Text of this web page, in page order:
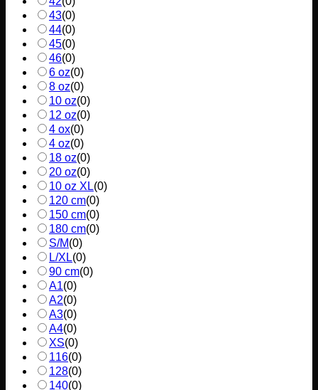
43(0)
44(0)
45(0)
46(0)
6 oz(0)
8 oz(0)
10 oz(0)
12 oz(0)
4 ox(0)
4 oz(0)
18 oz(0)
20 oz(0)
10 oz XL(0)
120 cm(0)
150 cm(0)
180 cm(0)
S/M(0)
L/XL(0)
90 cm(0)
A1(0)
A2(0)
A3(0)
A4(0)
XS(0)
116(0)
128(0)
140(0)